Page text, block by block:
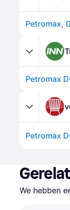
Petromax,
Petromax
Petromax
We hebben